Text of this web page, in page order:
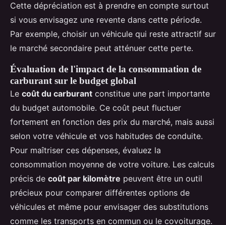
Cette dépréciation est à prendre en compte surtout
si vous envisagez une revente dans cette période.
Par exemple, choisir un véhicule qui reste attractif sur
le marché secondaire peut atténuer cette perte.
Évaluation de l'impact de la consommation de
carburant sur le budget global
Le coût du carburant constitue une part importante
du budget automobile. Ce coût peut fluctuer
fortement en fonction des prix du marché, mais aussi
selon votre véhicule et vos habitudes de conduite.
Pour maîtriser ces dépenses, évaluez la
consommation moyenne de votre voiture. Les calculs
précis de coût par kilomètre peuvent être un outil
précieux pour comparer différentes options de
véhicules et même pour envisager des substitutions
comme les transports en commun ou le covoiturage.